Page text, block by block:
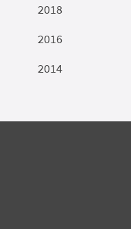
2018
2016
2014